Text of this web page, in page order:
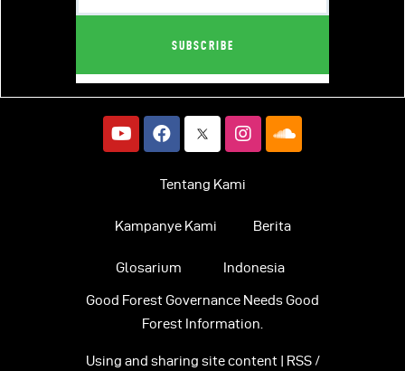
Tentang Kami
Kampanye Kami Berita
Glosarium Indonesia
Good Forest Governance Needs Good
Forest Information.
Using and sharing site content | RSS /